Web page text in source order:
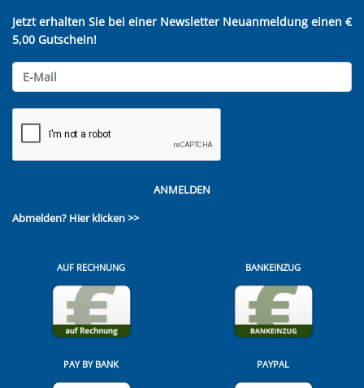
Jetzt erhalten Sie bei einer Newsletter Neuanmeldung einen €
5,00 Gutschein!
ANMELDEN
Abmelden? Hier klicken >>
AUF RECHNUNG BANKEINZUG
PAY BY BANK PAYPAL